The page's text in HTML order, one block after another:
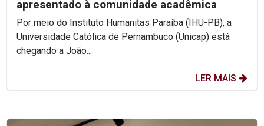
apresentado à comunidade acadêmica
Por meio do Instituto Humanitas Paraíba (IHU-PB), a
Universidade Católica de Pernambuco (Unicap) está
chegando a João...
LER MAIS